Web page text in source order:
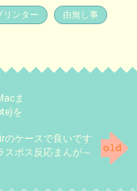
リンター 由無し事
ま
を
のケースで良いです
ボス反応まんが～